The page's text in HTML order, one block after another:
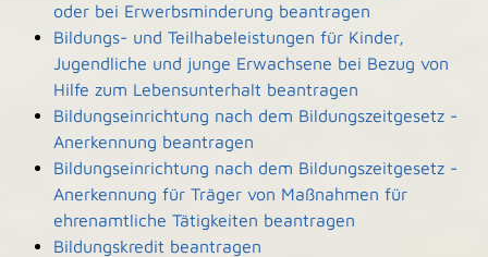
oder bei Erwerbsminderung beantragen
Bildungs- und Teilhabeleistungen für Kinder,
Jugendliche und junge Erwachsene bei Bezug von
Hilfe zum Lebensunterhalt beantragen
Bildungseinrichtung nach dem Bildungszeitgesetz -
Anerkennung beantragen
Bildungseinrichtung nach dem Bildungszeitgesetz -
Anerkennung für Träger von Maßnahmen für
ehrenamtliche Tätigkeiten beantragen
Bildungskredit beantragen